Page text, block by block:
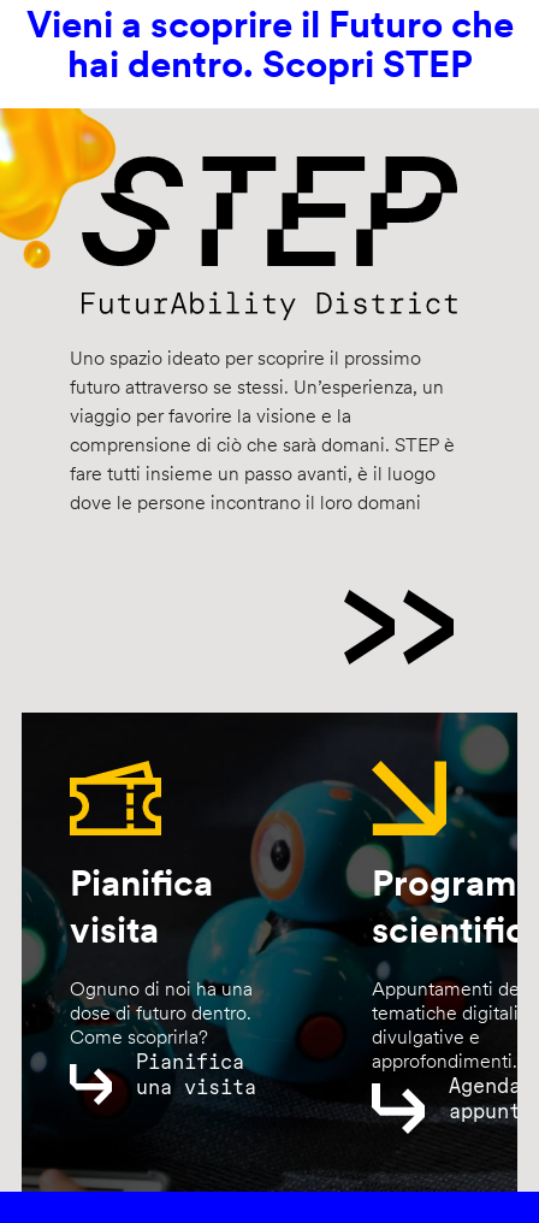
Vieni a scoprire il Futuro che
hai dentro. Scopri STEP
Uno spazio ideato per scoprire il prossimo
futuro attraverso se stessi. Un’esperienza, un
viaggio per favorire la visione e la
comprensione di ciò che sarà domani. STEP è
fare tutti insieme un passo avanti, è il luogo
dove le persone incontrano il loro domani
Pianifica
visita
Ognuno di noi ha una
dose di futuro dentro.
Come scoprirla?
Pianifica
una visita
Appuntamenti
tematiche digitali,
divulgative e
approfondimenti.
Agenda